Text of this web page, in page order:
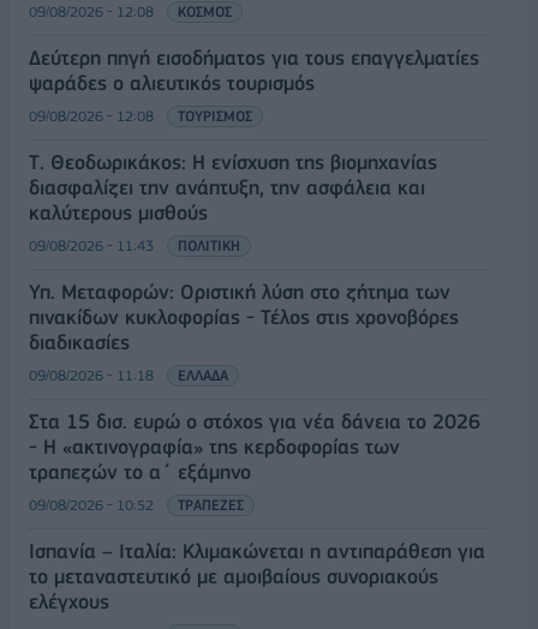
09/08/2026 - 12:08 ΚΟΣΜΟΣ
Δεύτερη πηγή εισοδήματος για τους επαγγελματίες
ψαράδες ο αλιευτικός τουρισμός
09/08/2026 - 12:08 ΤΟΥΡΙΣΜΟΣ
Τ. Θεοδωρικάκος: Η ενίσχυση της βιομηχανίας
διασφαλίζει την ανάπτυξη, την ασφάλεια και
καλύτερους μισθούς
09/08/2026 - 11:43 ΠΟΛΙΤΙΚΗ
Υπ. Μεταφορών: Οριστική λύση στο ζήτημα των
πινακίδων κυκλοφορίας - Τέλος στις χρονοβόρες
διαδικασίες
09/08/2026 - 11:18 ΕΛΛΑΔΑ
Στα 15 δισ. ευρώ ο στόχος για νέα δάνεια το 2026
- Η «ακτινογραφία» της κερδοφορίας των
τραπεζών το α΄ εξάμηνο
09/08/2026 - 10:52 ΤΡΑΠΕΖΕΣ
Ισπανία – Ιταλία: Κλιμακώνεται η αντιπαράθεση για
το μεταναστευτικό με αμοιβαίους συνοριακούς
ελέγχους